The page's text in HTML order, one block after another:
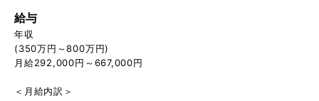
給与
年収
(350万円～800万円)
月給292,000円～667,000円
＜月給内訳＞